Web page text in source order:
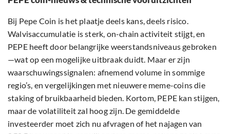
Bij Pepe Coin is het plaatje deels kans, deels risico.
Walvisaccumulatie is sterk, on-chain activiteit stijgt, en
PEPE heeft door belangrijke weerstandsniveaus gebroken
—wat op een mogelijke uitbraak duidt. Maar er zijn
waarschuwingssignalen: afnemend volume in sommige
regio’s, en vergelijkingen met nieuwere meme-coins die
staking of bruikbaarheid bieden. Kortom, PEPE kan stijgen,
maar de volatiliteit zal hoog zijn. De gemiddelde
investeerder moet zich nu afvragen of het najagen van